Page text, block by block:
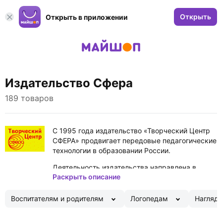
Открыть в приложении Открыть
Издательство Сфера
189 товаров
С 1995 года издательство «Творческий Центр
СФЕРА» продвигает передовые педагогические
технологии в образовании России.
Деятельность издательства направлена в
первую очередь на поддержку дошкольного
Весь спектр литературы для детских садов:
Раскрыть описание
Воспитателям и родителям Логопедам